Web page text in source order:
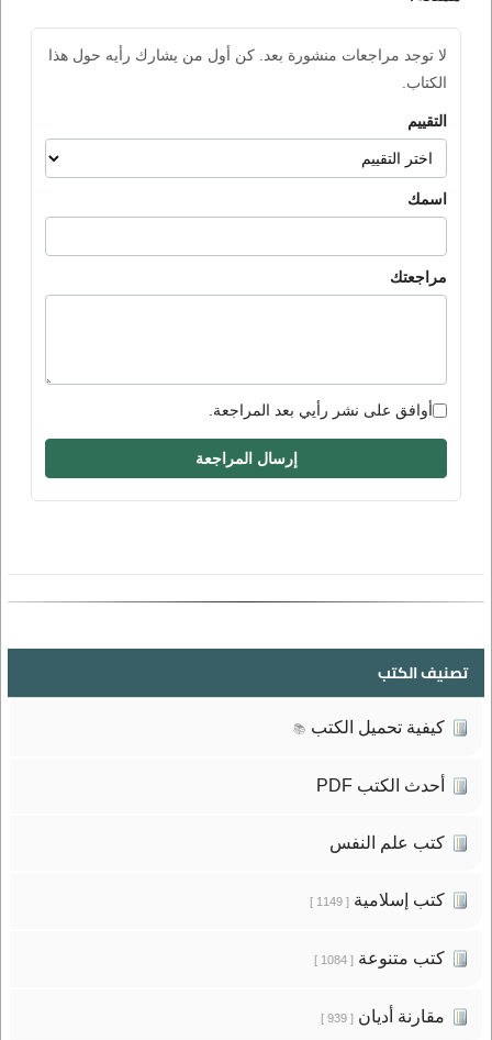
لا توجد مراجعات منشورة بعد. كن أول من يشارك رأيه حول هذا
الكتاب.
التقييم
اسمك
مراجعتك
أوافق على نشر رأيي بعد المراجعة.
إرسال المراجعة
تصنيف الكتب
كيفية تحميل الكتب 📚
أحدث الكتب PDF
كتب علم النفس
كتب إسلامية[ 1149 ]
كتب متنوعة[ 1084 ]
مقارنة أديان[ 939 ]